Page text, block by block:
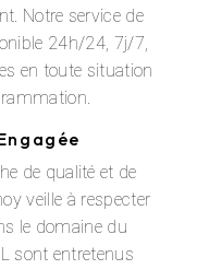
Notre service de
24h/24, 7j/7,
en toute situation
de qualité et de
veille à respecter
le domaine du
sont entretenus